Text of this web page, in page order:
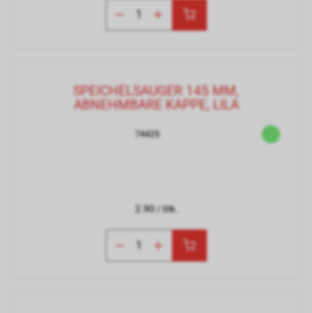
SPEICHELSAUGER 145 MM,
ABNEHMBARE KAPPE, LILA
74425
2.90/ Stk.